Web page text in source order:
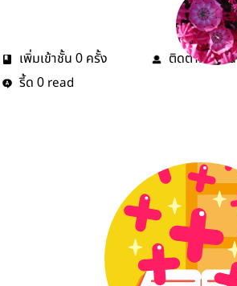
เพิ่มเข้าชั้น 0 ครั้ง ติดตาม1คน
รี้ด 0 read